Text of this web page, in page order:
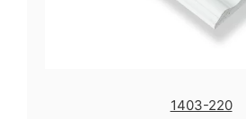
1403-220